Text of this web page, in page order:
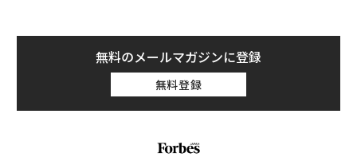
無料のメールマガジンに登録
無料登録